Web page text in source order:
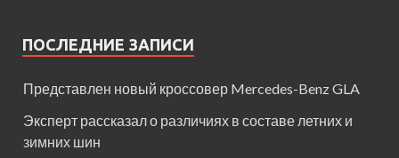
ПОСЛЕДНИЕ ЗАПИСИ
Представлен новый кроссовер Mercedes-Benz GLA
Эксперт рассказал о различиях в составе летних и
зимних шин